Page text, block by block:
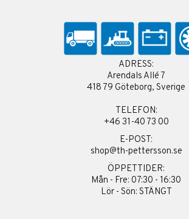
ADRESS:
Arendals Allé 7
418 79 Göteborg, Sverige
TELEFON:
+46 31-40 73 00
E-POST:
shop@th-pettersson.se
ÖPPETTIDER:
Mån - Fre: 07:30 - 16:30
Lör - Sön: STÄNGT